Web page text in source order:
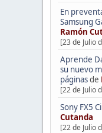
En
Samsung
Ramón
[23 de Julio
Aprende
su nuevo
páginasde
[22 de Julio
Sony FX5
Cutanda
[22 de Julio